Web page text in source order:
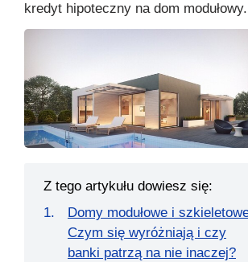
kredyt hipoteczny na dom modułowy.
Z tego artykułu dowiesz się:
Domy modułowe i
Czym się wyróżniają i czy
banki patrzą na nie inaczej?